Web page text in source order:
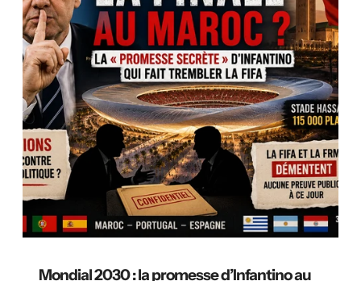
Mondial 2030 : la promesse d’Infantino au